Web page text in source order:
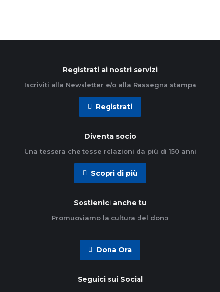
Registrati ai nostri servizi
Iscriviti alla Newsletter e/o alla Rassegna stampa
Registrati
Diventa socio
Una tessera che tesse relazioni da più di 150 anni
Scopri di più
Sostienici anche tu
Promuoviamo la cultura del dono
Dona Ora
Seguici sui Social